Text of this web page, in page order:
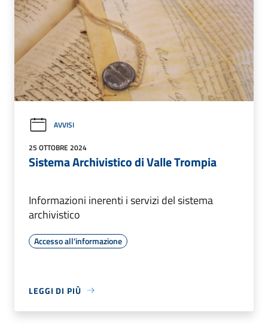
AVVISI
25 OTTOBRE 2024
Sistema Archivistico di Valle Trompia
Informazioni inerenti i servizi del sistema
archivistico
Accesso all'informazione
LEGGI DI PIÙ